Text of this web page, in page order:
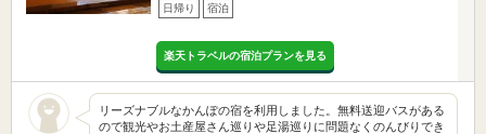
日帰り 宿泊
楽天トラベルの宿泊プランを見る
リーズナブルなかんぽの宿を利用しました。無料送迎バスがある
ので観光やお土産屋さん巡りや足湯巡りに問題なくのんびりでき